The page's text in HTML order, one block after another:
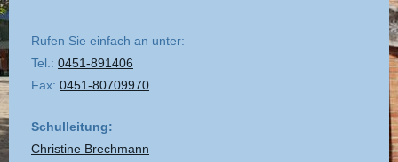
Rufen Sie einfach an unter:
Tel.: 0451-891406
Fax: 0451-80709970
Schulleitung:
Christine Brechmann